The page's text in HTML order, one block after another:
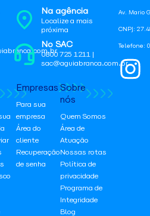
Av. Mario
CNPJ:
Telefone:
Na agência
Localize a mais
próxima
No SAC
0800 725 1211 |
sac@aguiabranca.com.br
Empresas
Para sua
empresa
Área do
cliente
Recuperação
de senha
Sobre
nós
Quem Somos
Área de
Atuação
Nossas rotas
Política de
privacidade
Programa de
Integridade
Blog